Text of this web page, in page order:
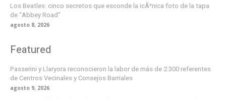
Los Beatles: cinco secretos que esconde la icÃ³nica foto de la tapa
de “Abbey Road”
agosto 8, 2026
Featured
Passerini y Llaryora reconocieron la labor de más de 2.300 referentes
de Centros Vecinales y Consejos Barriales
agosto 9, 2026